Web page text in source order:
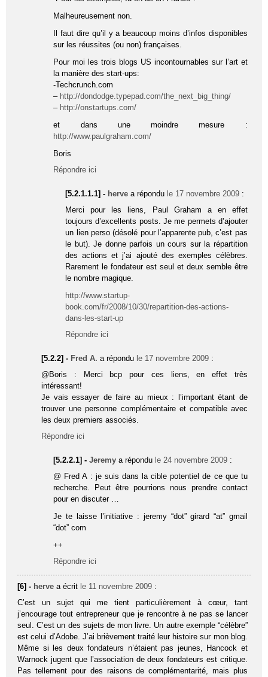
Malheureusement non.
Il faut dire qu’il y a beaucoup moins d’infos disponibles
sur les réussites (ou non) françaises.
Pour moi les trois blogs US incontournables sur l’art et
la manière des start-ups:
-Techcrunch.com
– http://dondodge.typepad.com/the_next_big_thing/
– http://onstartups.com/
et dans une moindre mesure :
http://www.paulgraham.com/
Boris
Répondre ici
[5.2.1.1.1] - herve a répondu le 17 novembre 2009 :
Merci pour les liens, Paul Graham a en effet
toujours d’excellents posts. Je me permets d’ajouter
un lien perso (désolé pour l’apparente pub, c’est pas
le but). Je donne parfois un cours sur la répartition
des actions et j’ai ajouté des exemples célèbres.
Rarement le fondateur est seul et deux semble être
le nombre magique.
http://www.startup-
book.com/fr/2008/10/30/repartition-des-actions-
dans-les-start-up
Répondre ici
[5.2.2] - Fred A. a répondu le 17 novembre 2009 :
@Boris : Merci bcp pour ces liens, en effet très
intéressant!
Je vais essayer de faire au mieux : l’important étant de
trouver une personne complémentaire et compatible avec
les deux premiers associés.
Répondre ici
[5.2.2.1] -Jeremy a répondu le 24 novembre 2009 :
@ Fred A : je suis dans la cible potentiel de ce que tu
recherche. Peut être pourrions nous prendre contact
pour en discuter …
Je te laisse l’initiative : jeremy “dot” girard “at” gmail
“dot” com
++
Répondre ici
[6] - herve a écrit le 11 novembre 2009 :
C’est un sujet qui me tient particulièrement à cœur, tant
j’encourage tout entrepreneur que je rencontre à ne pas se lancer
seul. C’est un des sujets de mon livre. Un autre exemple “célèbre”
est celui d’Adobe. J’ai brièvement traité leur histoire sur mon blog.
Même si les deux fondateurs n’étaient pas jeunes, Hancock et
Warnock jugent que l’association de deux fondateurs est critique.
Pas tellement pour des raisons de complémentarité, mais plus